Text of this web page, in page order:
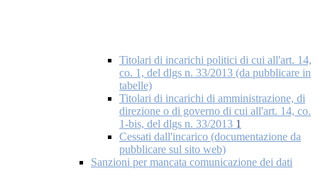
Titolari di incarichi politici di cui all'art. 14,
co. 1, del dlgs n. 33/2013 (da pubblicare in
tabelle)
Titolari di incarichi di amministrazione, di
direzione o di governo di cui all'art. 14, co.
1-bis, del dlgs n. 33/2013 1
Cessati dall'incarico (documentazione da
pubblicare sul sito web)
Sanzioni per mancata comunicazione dei dati